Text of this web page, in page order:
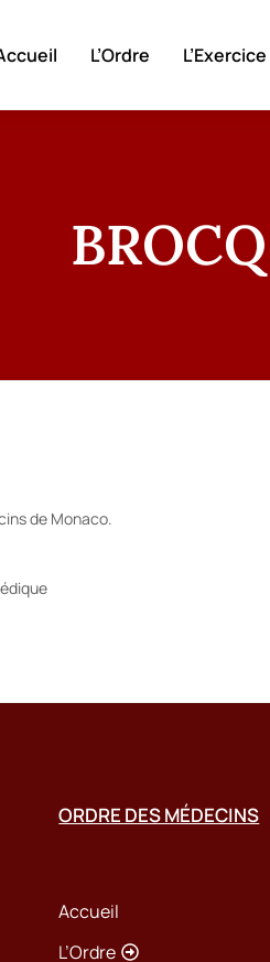
L’Ordre L’Exercice
de Monaco.
ORDRE DES MÉDECINS
Accueil
L’Ordre